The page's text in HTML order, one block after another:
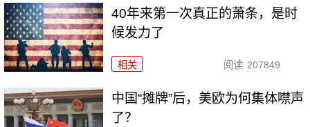
40年来第一次真正的萧条，是时
候发力了
相关 阅读 207849
中国“摊牌”后，美欧为何集体噤声
了？